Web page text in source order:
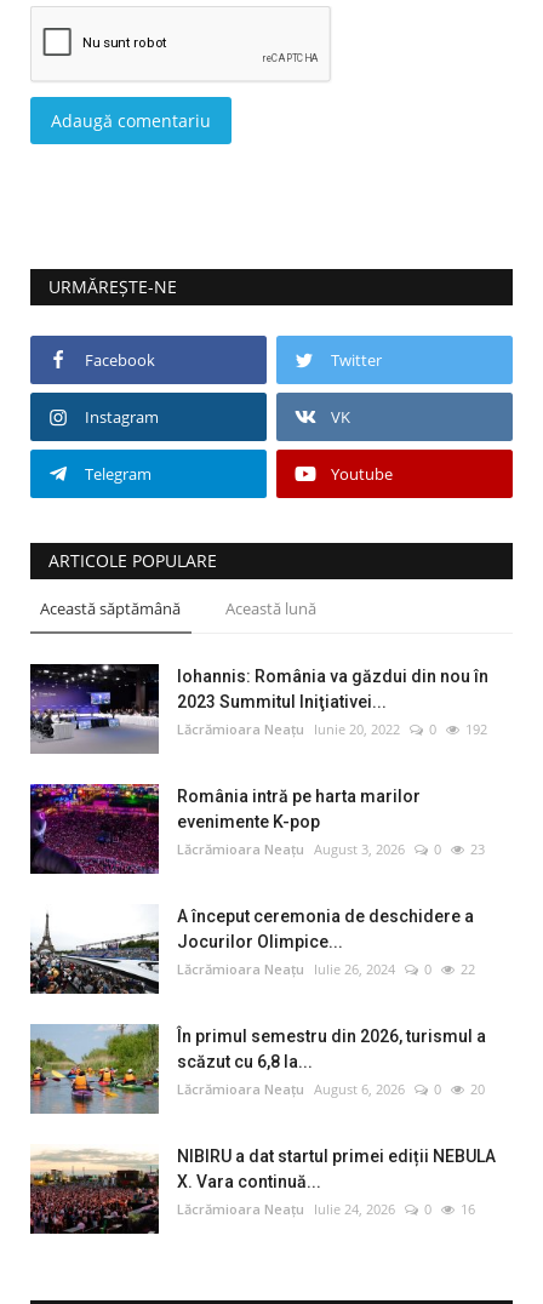
Adaugă comentariu
URMĂREȘTE-NE
Facebook Twitter
Instagram VK
Telegram Youtube
ARTICOLE POPULARE
Această săptămână Această lună
Iohannis: România va găzdui din nou în
2023 Summitul Iniţiativei...
Lăcrămioara Neațu Iunie 20, 2022 0 192
România intră pe harta marilor
evenimente K-pop
Lăcrămioara Neațu August 3, 2026 0 23
A început ceremonia de deschidere a
Jocurilor Olimpice...
Lăcrămioara Neațu Iulie 26, 2024 0 22
În primul semestru din 2026, turismul a
scăzut cu 6,8 la...
Lăcrămioara Neațu August 6, 2026 0 20
NIBIRU a dat startul primei ediții NEBULA
X. Vara continuă...
Lăcrămioara Neațu Iulie 24, 2026 0 16